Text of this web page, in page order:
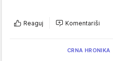
Reaguj Komentariši
CRNA HRONIKA